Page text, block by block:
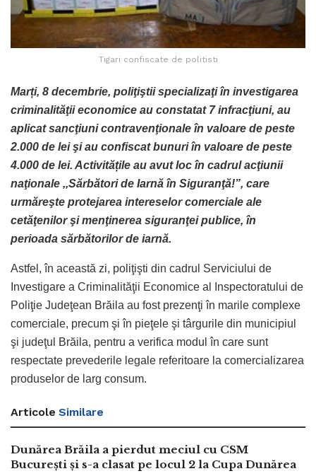
Tigari confiscate de politisti
Marți, 8 decembrie, poliţiştii specializaţi în investigarea
criminalităţii economice au constatat 7 infracţiuni, au
aplicat sancţiuni contravenţionale în valoare de peste
2.000 de lei şi au confiscat bunuri în valoare de peste
4.000 de lei. Activitățile au avut loc în cadrul acţiunii
naţionale ,,Sărbători de Iarnă în Siguranţă!”, care
urmăreşte protejarea intereselor comerciale ale
cetăţenilor şi menţinerea siguranţei publice, în
perioada sărbătorilor de iarnă.
Astfel, în această zi, poliţişti din cadrul Serviciului de
Investigare a Criminalităţii Economice al Inspectoratului de
Poliţie Judeţean Brăila au fost prezenţi în marile complexe
comerciale, precum şi în pieţele şi târgurile din municipiul
şi judeţul Brăila, pentru a verifica modul în care sunt
respectate prevederile legale referitoare la comercializarea
produselor de larg consum.
Articole Similare
Dunărea Brăila a pierdut meciul cu CSM
București și s-a clasat pe locul 2 la Cupa Dunărea